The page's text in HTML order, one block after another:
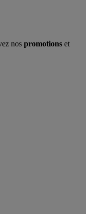
nos promotions et